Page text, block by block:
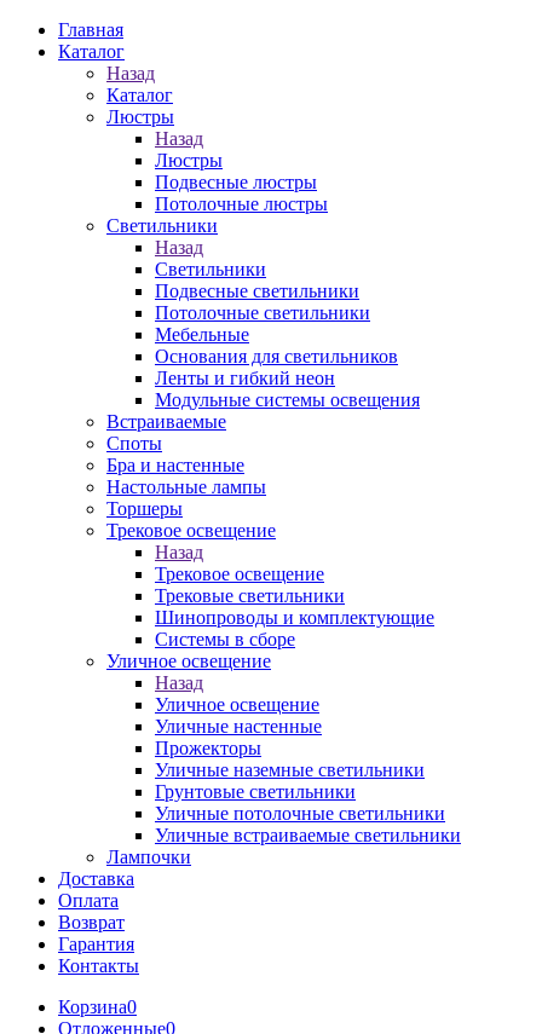
Главная
Каталог
Назад
Каталог
Люстры
Назад
Люстры
Подвесные люстры
Потолочные люстры
Светильники
Назад
Светильники
Подвесные светильники
Потолочные светильники
Мебельные
Основания для светильников
Ленты и гибкий неон
Модульные системы освещения
Встраиваемые
Споты
Бра и настенные
Настольные лампы
Торшеры
Трековое освещение
Назад
Трековое освещение
Трековые светильники
Шинопроводы и комплектующие
Системы в сборе
Уличное освещение
Назад
Уличное освещение
Уличные настенные
Прожекторы
Уличные наземные светильники
Грунтовые светильники
Уличные потолочные светильники
Уличные встраиваемые светильники
Лампочки
Доставка
Оплата
Возврат
Гарантия
Контакты
Корзина0
Отложенные0